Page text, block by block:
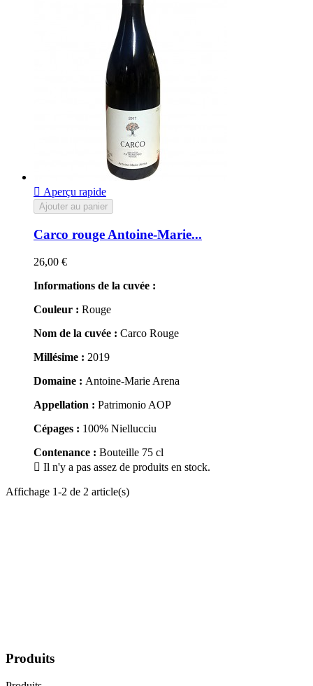
 Aperçu rapide
Ajouter au panier
Carco rouge Antoine-Marie...
26,00 €
Informations de la cuvée :
Couleur : Rouge
Nom de la cuvée : Carco Rouge
Millésime : 2019
Domaine : Antoine-Marie Arena
Appellation : Patrimonio AOP
Cépages : 100% Niellucciu
Contenance : Bouteille 75 cl
 Il n'y a pas assez de produits en stock.
Affichage 1-2 de 2 article(s)
Produits